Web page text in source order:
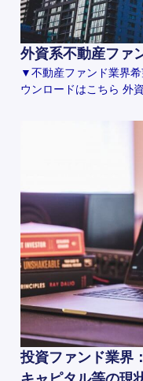
外資系不動産ファ
▼不動産ファンド業界
ウンロードはこちら 外
投資ファンド業界